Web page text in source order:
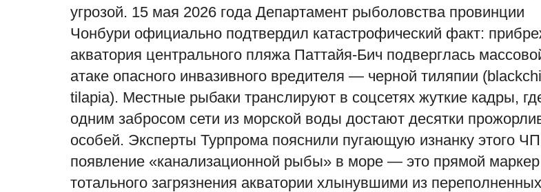
угрозой. 15 мая 2026 года Департамент рыболовства провинции
Чонбури официально подтвердил катастрофический факт:
акватория центрального пляжа Паттайя-Бич подверглась
атаке опасного инвазивного вредителя — черной тиляпии
tilapia). Местные рыбаки транслируют в соцсетях жуткие кадры,
одним забросом сети из морской воды достают десятки
особей. Эксперты Турпрома пояснили пугающую изнанку этого
появление «канализационной рыбы» в море — это прямой маркер
тотального загрязнения акватории хлынувшими из переполненных